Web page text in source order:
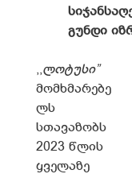
გუნდი
,,ლოტუსი”
მომხმარებე
ლს
სთავაზობს
2023 წლის
ყველაზე